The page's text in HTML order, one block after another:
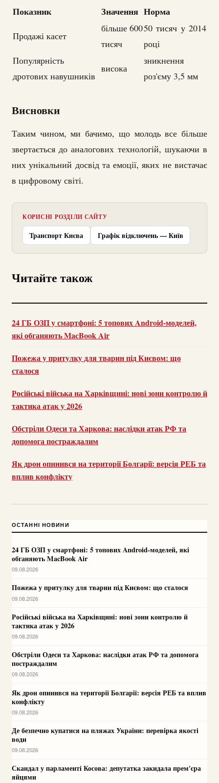
Показник Значення Норма
Продажі касет
більше 600
тисяч
50 тисяч у 2014
році
Популярність
дротових навушників
висока
зникнення
роз'єму 3,5 мм
Висновки
Таким чином, ми бачимо, що молодь все більше
звертається до аналогових технологій, шукаючи в
них унікальний досвід та емоції, яких не вистачає
в цифровому світі.
КОРИСНІ РОЗДІЛИ САЙТУ
Транспорт Києва Графік відключень — Київ
Читайте також
24 ГБ ОЗП у смартфоні: 5 топових Android-моделей,
які обганяють MacBook Air
Пожежа у притулку для тварин під Києвом: що
сталося
Російські війська на Харківщині: нові зони контролю й
тактика атак у 2026
Обстріли Одеси та Харкова: наслідки атак РФ та
допомога постраждалим
Як дрон опинився на території Болгарії: версія РЕБ та
вплив конфлікту
ОСТАННІ НОВИНИ
24 ГБ ОЗП у смартфоні: 5 топових Android-моделей, які
обганяють MacBook Air
09.08.2026
Пожежа у притулку для тварин під Києвом: що сталося
09.08.2026
Російські війська на Харківщині: нові зони контролю й
тактика атак у 2026
09.08.2026
Обстріли Одеси та Харкова: наслідки атак РФ та допомога
постраждалим
09.08.2026
Як дрон опинився на території Болгарії: версія РЕБ та вплив
конфлікту
09.08.2026
Де безпечно купатися на пляжах України: перевірка якості
води
09.08.2026
Скандал у парламенті Косова: депутатка закидала прем'єра
яйцями